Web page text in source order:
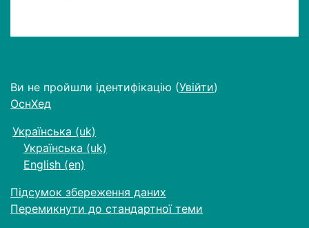
Ви не пройшли ідентифікацію (Увійти)
ОснХед
Українська ‎(uk)‎
Українська ‎(uk)‎
English ‎(en)‎
Підсумок збереження даних
Перемикнути до стандартної теми